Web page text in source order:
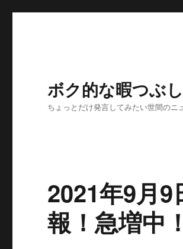
ボク的な暇つぶ
ちょっとだけ発言してみたい世間のニ
2021年9月
報！急増中！